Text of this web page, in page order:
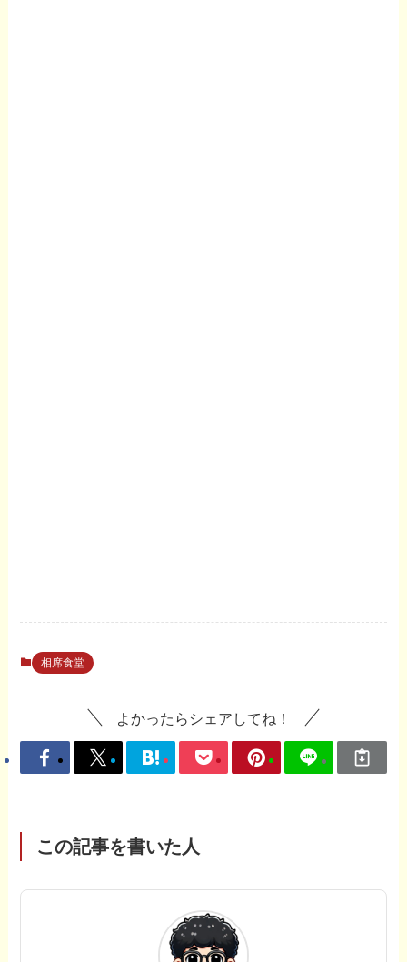
相席食堂
よかったらシェアしてね！
この記事を書いた人